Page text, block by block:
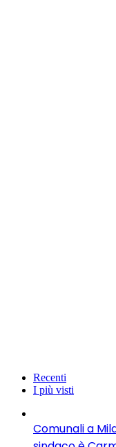
Recenti
I più visti
Comunali a